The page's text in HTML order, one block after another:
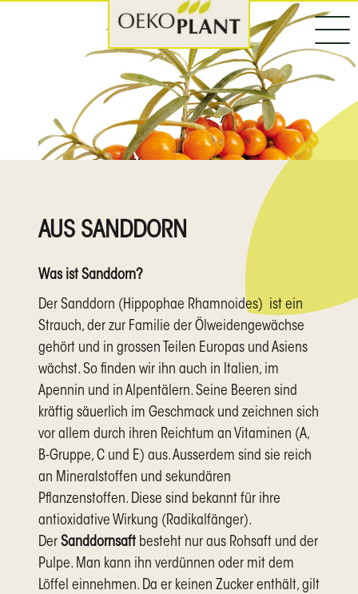
AUS SANDDORN
Was ist Sanddorn?
Der Sanddorn (Hippophae Rhamnoides) ist ein
Strauch, der zur Familie der Ölweidengewächse
gehört und in grossen Teilen Europas und Asiens
wächst. So finden wir ihn auch in Italien, im
Apennin und in Alpentälern. Seine Beeren sind
kräftig säuerlich im Geschmack und zeichnen sich
vor allem durch ihren Reichtum an Vitaminen (A,
B-Gruppe, C und E) aus. Ausserdem sind sie reich
an Mineralstoffen und sekundären
Pflanzenstoffen. Diese sind bekannt für ihre
antioxidative Wirkung (Radikalfänger).
Der Sanddornsaft besteht nur aus Rohsaft und der
Pulpe. Man kann ihn verdünnen oder mit dem
Löffel einnehmen. Da er keinen Zucker enthält, gilt